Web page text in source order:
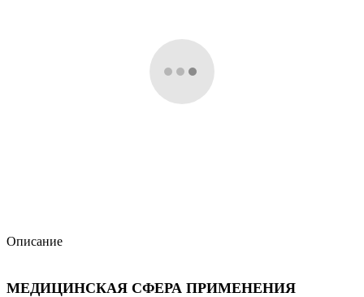
Описание
МЕДИЦИНСКАЯ СФЕРА ПРИМЕНЕНИЯ